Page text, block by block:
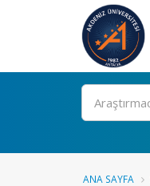
Ara
ANA SAYFA